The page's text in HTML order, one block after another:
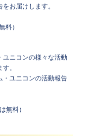
お届けします。
）
ユニコンの様々な活動
。
・ユニコンの活動報告
無料）